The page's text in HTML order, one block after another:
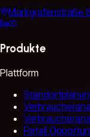
Markgrafenstraße
Produkte
Plattform
Retail